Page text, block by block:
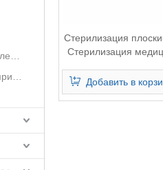
Стерилизация
Стерилизация
Добавить в